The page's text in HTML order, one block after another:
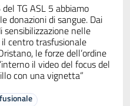
TG ASL 5 abbiamo
donazioni di sangue. Dai
nelle
centro trasfusionale
le forze dell’ordine
il video del focus del
con una vignetta”